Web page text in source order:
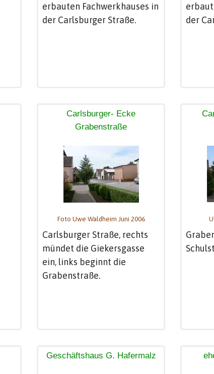
erbauten Fachwerkhauses in
der Carlsburger Straße.
der
Carlsburger- Ecke
Grabenstraße
Foto Uwe Waldheim Juni 2006
Carlsburger Straße, rechts
mündet die Giekersgasse
ein, links beginnt die
Grabenstraße.
Geschäftshaus G. Hafermalz